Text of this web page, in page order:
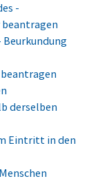
-
derselben
Eintritt in den